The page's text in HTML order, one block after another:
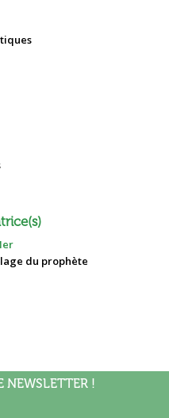
du prophète
NEWSLETTER !